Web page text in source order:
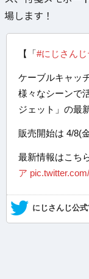
場します！
【「#にじさん
ケーブルキャッ
様々なシーンで
ジェット」の最
販売開始は 4/8(
最新情報はこち
ア
— にじさんじ